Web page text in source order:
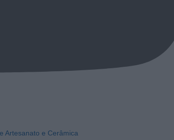
Artesanato e Cerâmica